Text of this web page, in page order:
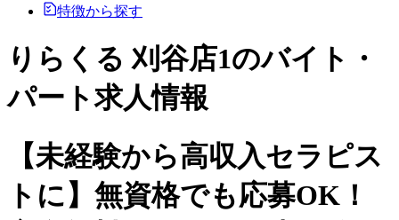
特徴から探す
りらくる 刈谷店1のバイト・
パート求人情報
【未経験から高収入セラピス
トに】無資格でも応募OK！